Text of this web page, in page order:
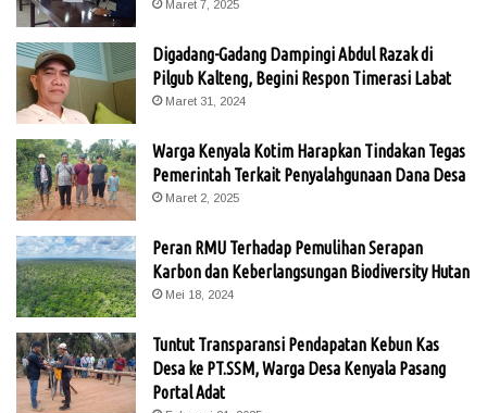
Maret 7, 2025
Digadang-Gadang Dampingi Abdul Razak di
Pilgub Kalteng, Begini Respon Timerasi Labat
Maret 31, 2024
Warga Kenyala Kotim Harapkan Tindakan Tegas
Pemerintah Terkait Penyalahgunaan Dana Desa
Maret 2, 2025
Peran RMU Terhadap Pemulihan Serapan
Karbon dan Keberlangsungan Biodiversity Hutan
Mei 18, 2024
Tuntut Transparansi Pendapatan Kebun Kas
Desa ke PT.SSM, Warga Desa Kenyala Pasang
Portal Adat